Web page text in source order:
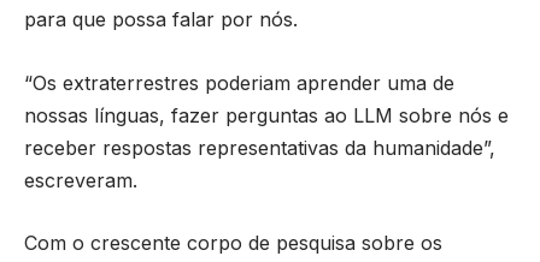
para que possa falar por nós.
“Os extraterrestres poderiam aprender uma de
nossas línguas, fazer perguntas ao LLM sobre nós e
receber respostas representativas da humanidade”,
escreveram.
Com o crescente corpo de pesquisa sobre os